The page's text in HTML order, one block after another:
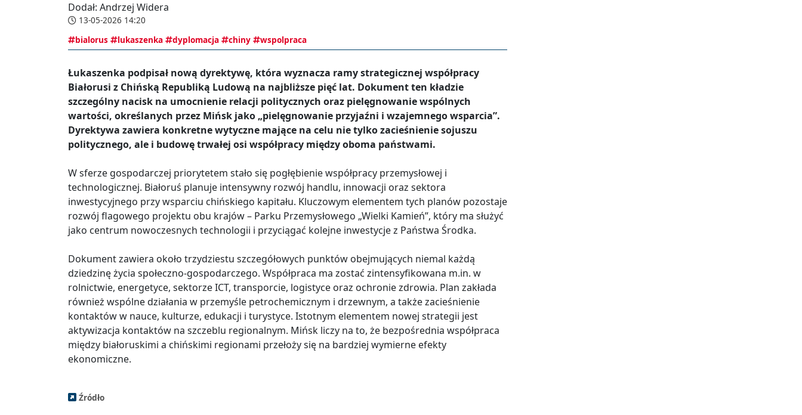
Dodał: Andrzej Widera
13-05-2026 14:20
bialorus
lukaszenka dyplomacja chiny wspolpraca
Łukaszenka podpisał nową dyrektywę, która wyznacza ramy strategicznej współpracy
Białorusi z Chińską Republiką Ludową na najbliższe pięć lat. Dokument ten kładzie
szczególny nacisk na umocnienie relacji politycznych oraz pielęgnowanie wspólnych
wartości, określanych przez Mińsk jako „pielęgnowanie przyjaźni i wzajemnego wsparcia”.
Dyrektywa zawiera konkretne wytyczne mające na celu nie tylko zacieśnienie sojuszu
politycznego, ale i budowę trwałej osi współpracy między oboma państwami.
W sferze gospodarczej priorytetem stało się pogłębienie współpracy przemysłowej i
technologicznej. Białoruś planuje intensywny rozwój handlu, innowacji oraz sektora
inwestycyjnego przy wsparciu chińskiego kapitału. Kluczowym elementem tych planów pozostaje
rozwój flagowego projektu obu krajów – Parku Przemysłowego „Wielki Kamień”, który ma służyć
jako centrum nowoczesnych technologii i przyciągać kolejne inwestycje z Państwa Środka.
Dokument zawiera około trzydziestu szczegółowych punktów obejmujących niemal każdą
dziedzinę życia społeczno-gospodarczego. Współpraca ma zostać zintensyfikowana m.in. w
rolnictwie, energetyce, sektorze ICT, transporcie, logistyce oraz ochronie zdrowia. Plan zakłada
również wspólne działania w przemyśle petrochemicznym i drzewnym, a także zacieśnienie
kontaktów w nauce, kulturze, edukacji i turystyce. Istotnym elementem nowej strategii jest
aktywizacja kontaktów na szczeblu regionalnym. Mińsk liczy na to, że bezpośrednia współpraca
między białoruskimi a chińskimi regionami przełoży się na bardziej wymierne efekty
ekonomiczne.
Źródło